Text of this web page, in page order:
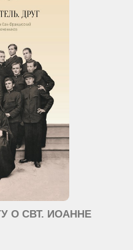
О СВТ. ИОАННЕ